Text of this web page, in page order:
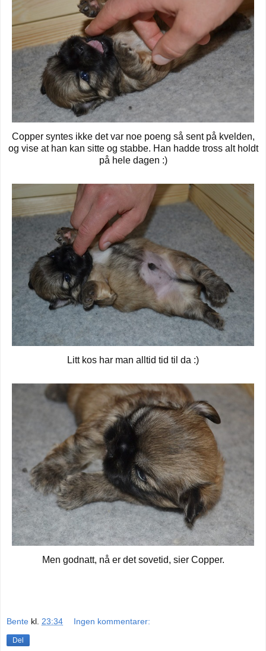
Copper syntes ikke det var noe poeng så sent på kvelden,
og vise at han kan sitte og stabbe. Han hadde tross alt holdt
på hele dagen :)
Litt kos har man alltid tid til da :)
Men godnatt, nå er det sovetid, sier Copper.
Bente kl. 23:34 Ingen kommentarer:
Del